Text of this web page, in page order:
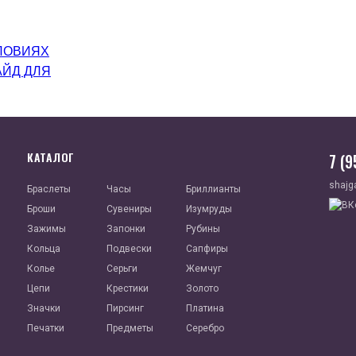
ДЛЯ
КАТАЛОГ
Браслеты
Броши
Зажимы
Кольца
Колье
Цепи
Значки
Печатки
Часы
Сувениры
Запонки
Подвески
Серьги
Крестики
Пирсинг
Предметы
Бриллианты
Изумруды
Рубины
Сапфиры
Жемчуг
Золото
Платина
Серебро
7